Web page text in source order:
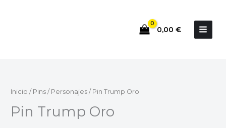
0,00 €
Inicio / Pins / Personajes / Pin Trump Oro
Pin Trump Oro